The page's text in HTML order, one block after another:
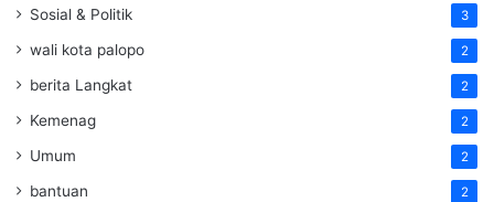
Sosial & Politik 3
wali kota palopo 2
berita Langkat 2
Kemenag 2
Umum 2
bantuan 2